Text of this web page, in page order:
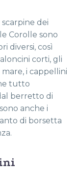
dei
Corolle sono
diversi, così
corti, gli
i cappellini
tutto
berretto di
anche i
di borsetta